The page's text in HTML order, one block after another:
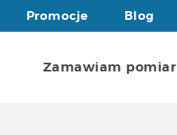
Promocje Blog
Zamawiam pomiar